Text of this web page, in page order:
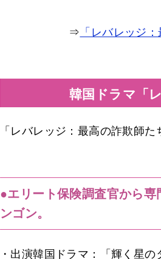
⇒ 「レバレッジ
韓国ドラマ「
「レバレッジ：最高の詐欺師
●エリート保険調査官から
ンゴン。
・出演韓国ドラマ：「輝く星